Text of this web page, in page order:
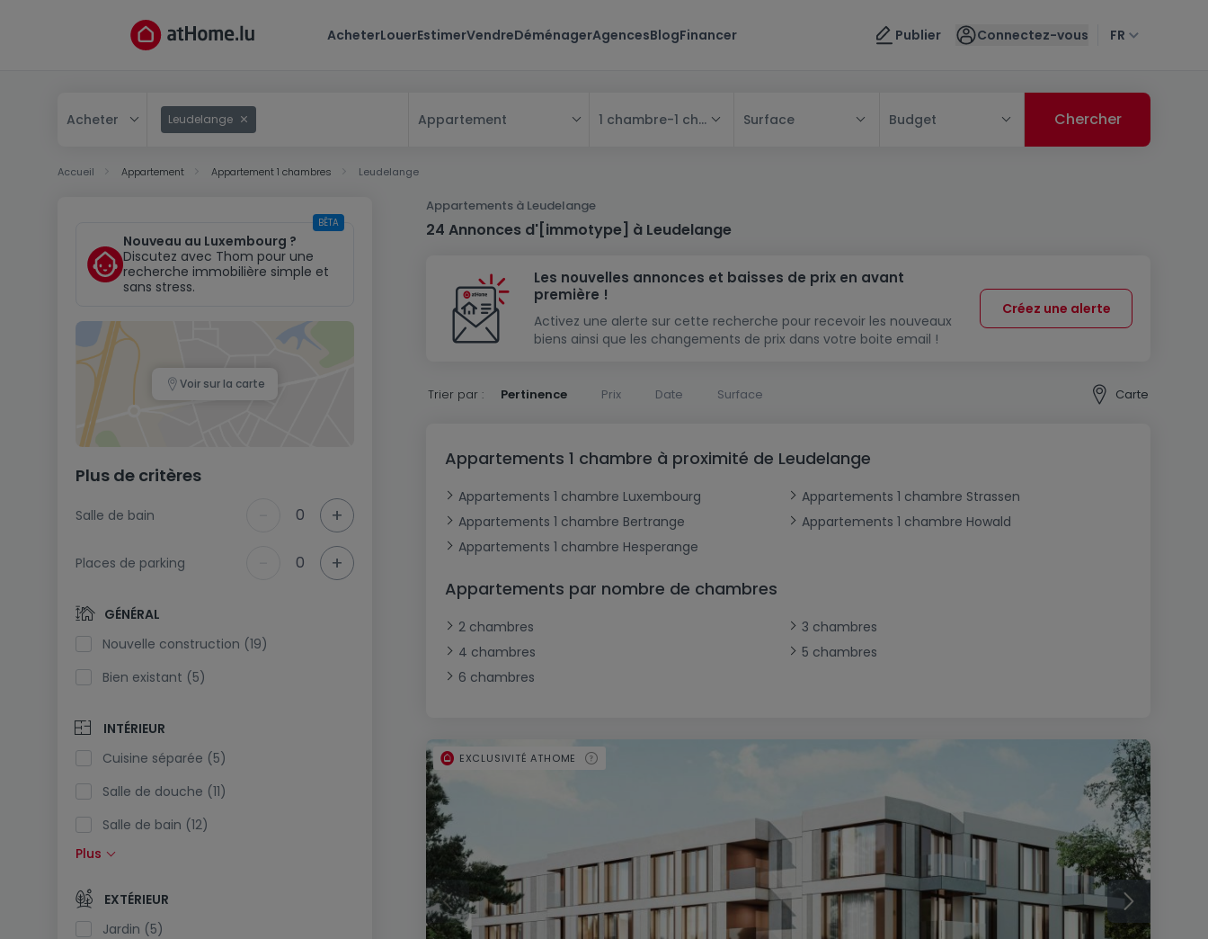
AcheterLouerEstimerVendreDéménagerAgencesBlogFinancer Publier Connectez-vous FR
Acheter Leudelange Appartement
Maison
Maison mitoyenne
Maison jumelée
Châlet
Bungalow
Gîte
Appartement
Chambre
Studio
Rez-de-chaussée
Résidence
Lotissement
Maison à construire
Modèle de maison
Immeuble de rapport
Fonds de Commerce
Restaurant
Entrepôt
Exploitation agricole
1 chambre- 1 chambre Surface Budget
Accueil Appartement Appartement 1 chambres Leudelange
Appartements à Leudelange
24 Annonces d'[immotype] à Leudelange
Les nouvelles annonces et baisses de prix en avant
première !
Activez une alerte sur cette recherche pour recevoir les nouveaux
biens ainsi que les changements de prix dans votre boite email !
Créez une alerte
Trier par : Pertinence Prix Date Surface Carte
Appartements 1 chambre à proximité de Leudelange
Appartements 1 chambre Luxembourg
Appartements 1 chambre Strassen
Appartements 1 chambre Bertrange
Appartements 1 chambre Howald
Appartements 1 chambre Hesperange
Appartements par nombre de chambres
2 chambres
3 chambres
4 chambres
5 chambres
6 chambres
EXCLUSIVITÉ ATHOME
Nouveau au Luxembourg ?
Discutez avec Thom pour une
recherche immobilière simple et
sans stress.
BÊTA
Voir sur la carte
Plus de critères
Salle de bain 0 +
Places de parking 0 +
GÉNÉRAL
Nouvelle construction (19)
Bien existant (5)
INTÉRIEUR
Cuisine séparée (5)
Salle de douche (11)
Salle de bain (12)
Cuisine équipée (2)
Cuisine ouverte (2)
Toilettes séparées (1)
Plus
EXTÉRIEUR
Jardin (5)